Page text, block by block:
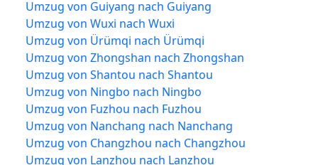
Umzug von Guiyang nach Guiyang
Umzug von Wuxi nach Wuxi
Umzug von Ürümqi nach Ürümqi
Umzug von Zhongshan nach Zhongshan
Umzug von Shantou nach Shantou
Umzug von Ningbo nach Ningbo
Umzug von Fuzhou nach Fuzhou
Umzug von Nanchang nach Nanchang
Umzug von Changzhou nach Changzhou
Umzug von Lanzhou nach Lanzhou